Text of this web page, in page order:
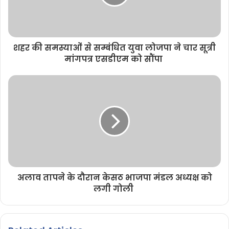
शहर की समस्याओं से सम्बंधित युवा लोजपा ने चार सूत्री
मांगपत्र एसडीएम को सौंपा
अलाव तापने के दौरान केसठ भाजपा मंडल अध्यक्ष को
लगी गोली